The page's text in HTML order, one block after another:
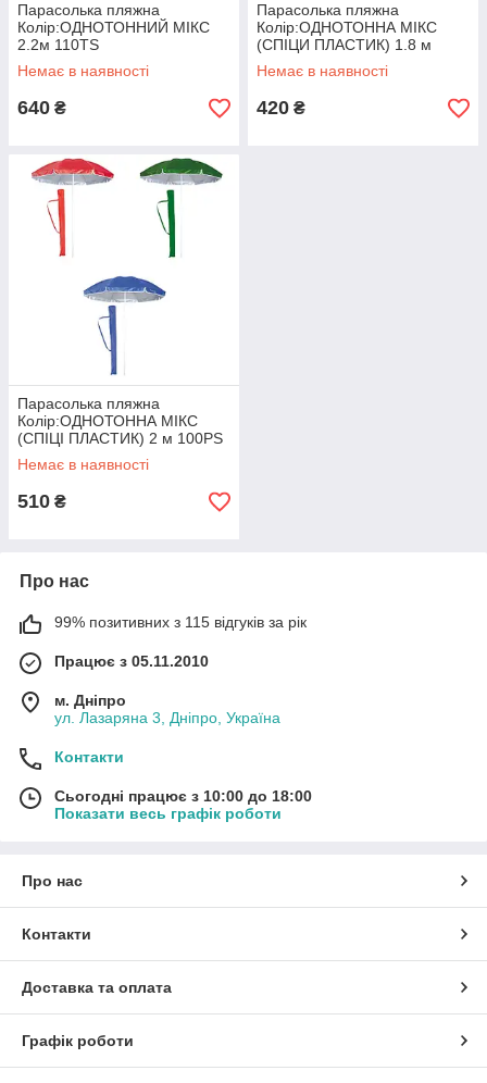
Парасолька пляжна
Колір:ОДНОТОННИЙ МІКС
2.2м 110TS
Немає в наявності
640 ₴
Парасолька пляжна
Колір:ОДНОТОННА МІКС
(СПІЦИ ПЛАСТИК) 1.8 м
85PS
Немає в наявності
420 ₴
Парасолька пляжна
Колір:ОДНОТОННА МІКС
(СПІЦІ ПЛАСТИК) 2 м 100PS
Немає в наявності
510 ₴
Про нас
99% позитивних з 115 відгуків за рік
Працює з 05.11.2010
м. Дніпро
ул. Лазаряна 3, Дніпро, Україна
Контакти
Сьогодні працює з 10:00 до 18:00
Показати весь графік роботи
Про нас
Контакти
Доставка та оплата
Графік роботи